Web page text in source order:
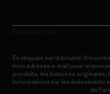
En cliquant sur le bouton
mon adresse e-mail pour
produits, les histoires originales,
informations sur les événements
de